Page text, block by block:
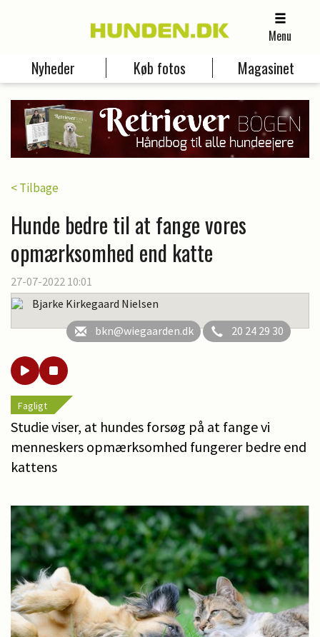
Menu
Nyheder Køb fotos Magasinet
< Tilbage
Hunde bedre til at fange vores
opmærksomhed end katte
27-07-2022 10:01
Bjarke Kirkegaard Nielsen
bkn@wiegaarden.dk
20 24 29 30
Fagligt
Studie viser, at hundes forsøg på at fange vi
menneskers opmærksomhed fungerer bedre end
kattens